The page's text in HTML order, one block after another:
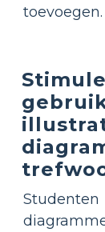
toevoegen.
Studenten